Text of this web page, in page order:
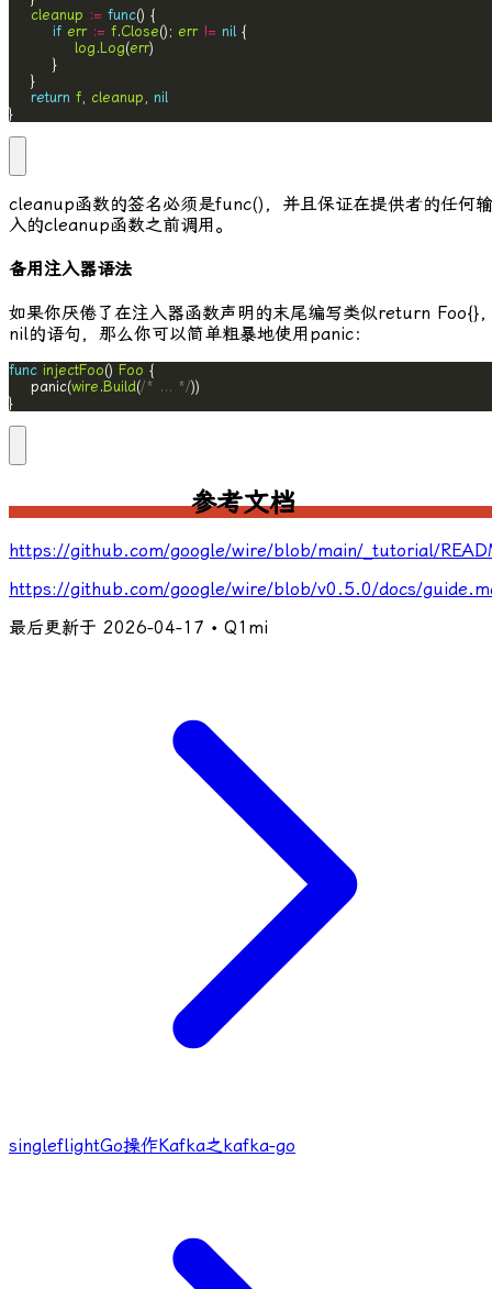
cleanup := func
if err := f.Close(); err != nil
log . Log(err
return f cleanup
nil
}
cleanup函数的签名必须是func() ，并且保证在提供者的任何输
入的cleanup函数之前调用。
备用注入器语法
如果你厌倦了在注入器函数声明的末尾编写类似return Foo{},
nil的语句，那么你可以简单粗暴地使用 panic：
func injectFoo() Foo
    panic(
wire .Build(/* ... */
}
参考文档
https://github.com/google/wire/blob/main/_tutorial/
https://github.com/google/wire/blob/v0.5.0/docs/
最后更新于 2026-04-17 • Q1mi
singleflightGo操作Kafka之kafka-go